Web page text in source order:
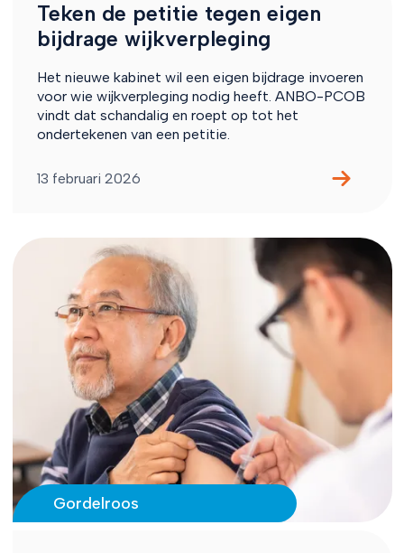
Teken de petitie tegen eigen
bijdrage wijkverpleging
Het nieuwe kabinet wil een eigen bijdrage invoeren
voor wie wijkverpleging nodig heeft. ANBO-PCOB
vindt dat schandalig en roept op tot het
ondertekenen van een petitie.
13 februari 2026
Gordelroos